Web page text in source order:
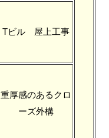
Tビル 屋上工事
重厚感のあるクロ
ーズ外構